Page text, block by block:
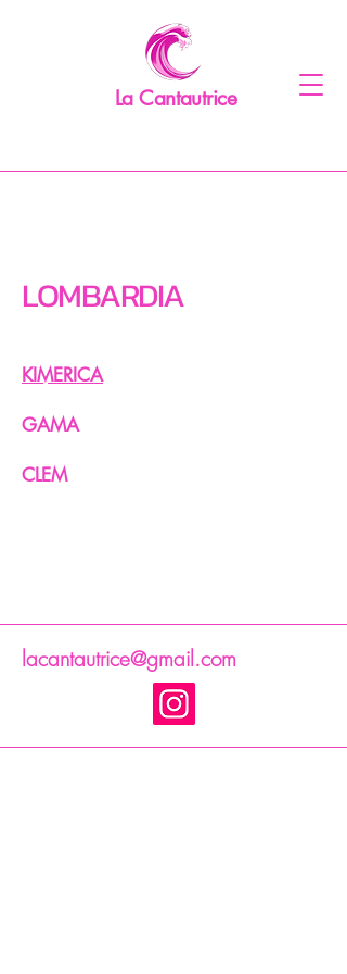
La Cantautrice
LOMBARDIA
KIMERICA
GAMA
CLEM
lacantautrice@gmail.com